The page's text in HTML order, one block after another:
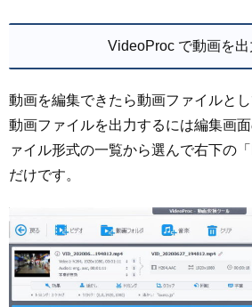
VideoProc で動画を出
動画を編集できたら動画ファイルとし
動画ファイルを出力するには編集画
ァイル形式の一覧から選んで右下の
だけです。